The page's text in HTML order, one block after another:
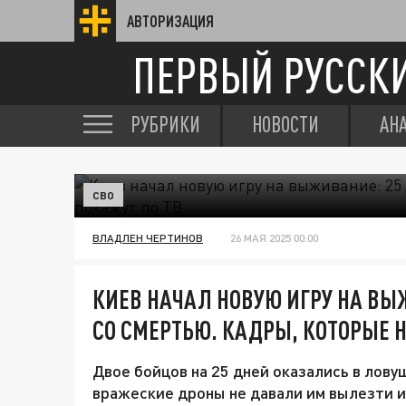
АВТОРИЗАЦИЯ
ПЕРВЫЙ
РУБРИКИ НОВОСТИ
СВО
ВЛАДЛЕН ЧЕРТИНОВ 26 МАЯ 2025 00:00
КИЕВ НАЧАЛ НОВУЮ ИГРУ НА
СО СМЕРТЬЮ. КАДРЫ, КОТОРЫЕ
Двое бойцов на 25 дней оказались в
вражеские дроны не давали им вылезти